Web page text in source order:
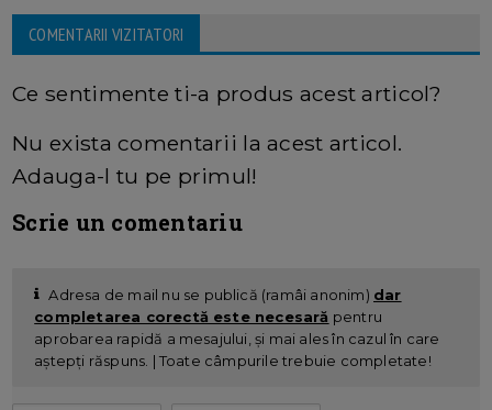
COMENTARII VIZITATORI
Ce sentimente ti-a produs acest articol?
Nu exista comentarii la acest articol.
Adauga-l tu pe primul!
Scrie un comentariu
Adresa de mail nu se publică (ramâi anonim) dar
completarea corectă este necesară pentru
aprobarea rapidă a mesajului, și mai ales în cazul în care
aștepți răspuns. | Toate câmpurile trebuie completate!